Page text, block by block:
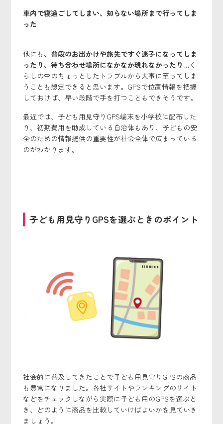
車内で寝過ごしてしまい、知らない場所まで行ってしま
った
他にも 、普段のお出かけや旅先ですぐ迷子になってしま
ったり、待ち合わせ場所になかなか現れなかったり… く
らしの中のちょっとしたトラブルから大事に至ってしま
うことも想定できると思います。GPSで位置情報を把握
しておけば、早い段階で手を打つこともできそうです。
最近では、子ども用見守りGPS端末を小学校に配布した
り、初期費用を助成している自治体もあり、子どもの安
全のための情報提供の重要性が社会全体で広まっている
のがわかります。
子ども用見守りGPSを選ぶときのポイント
社会的に普及してきたことで子ども用見守りGPSの商品
も豊富になりました。各社サイトやランキングのサイト
などをチェックしながら実際に子ども用のGPSを選ぶと
き、どのように商品を比較していけばよいかを見ていき
ましょう。